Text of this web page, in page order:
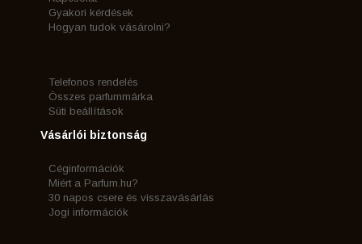
Gyakori kérdések
Hogyan tudok vásárolni?
Telefonos rendelés
Összes parfummárka
Süti beállítások
Vásárlói biztonság
Céginformációk
Miért a Parfum.hu?
30 napos csere és visszavásárlás
Jogi információk